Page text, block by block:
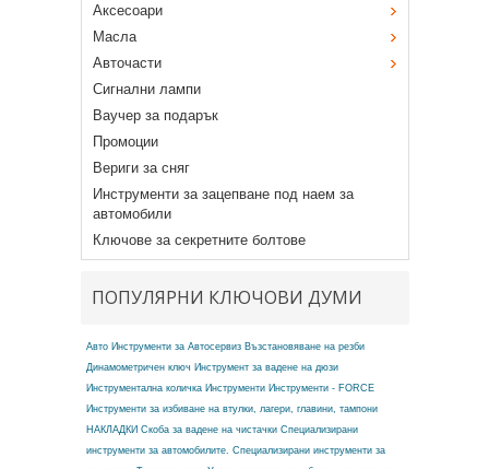
Аксесоари
Масла
Авточасти
Сигнални лампи
Ваучер за подарък
Промоции
Вериги за сняг
Инструменти за зацепване под наем за
автомобили
Ключове за секретните болтове
ПОПУЛЯРНИ КЛЮЧОВИ ДУМИ
Авто Инструменти за Автосервиз Възстановяване на резби
Динамометричен ключ Инструмент за вадене на дюзи
Инструментална количка Инструменти Инструменти - FORCE
Инструменти за избиване на втулки, лагери, главини, тампони
НАКЛАДКИ Скоба за вадене на чистачки Специализирани
инструменти за автомобилите. Специализирани инструменти за